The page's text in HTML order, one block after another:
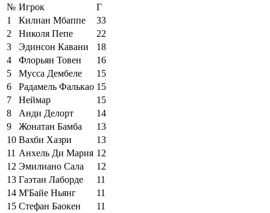
№ Игрок
Г
1
Килиан Мбаппе
33
2
Николя Пепе
22
3
Эдинсон Кавани
18
4
Флорьян Товен
16
5
Мусса Дембеле
15
6
Радамель Фалькао 15
7
Неймар
15
8
Анди Делорт
14
9
Жонатан Бамба
13
10 Вахби Хазри
13
11 Анхель Ди Мария 12
12 Эмилиано Сала
12
13 Гаэтан Лаборде
11
14 М'Байе Ньянг
11
15 Стефан Баокен 11